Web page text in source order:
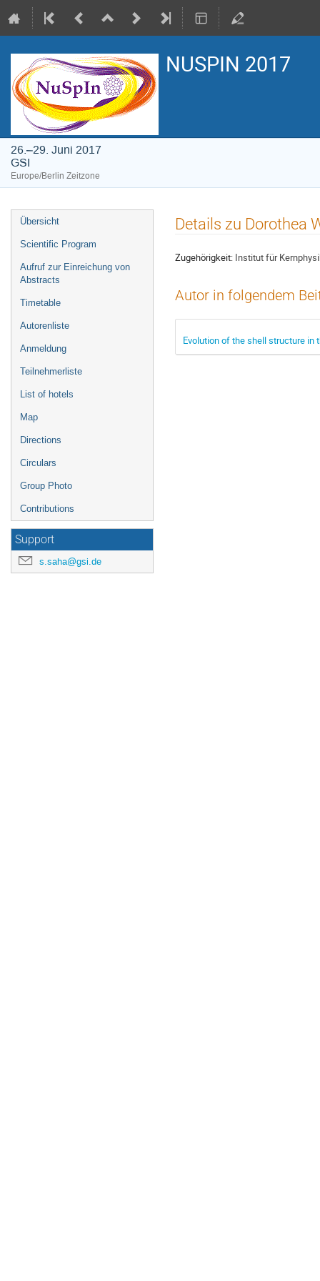
NUSPIN 2017
26.–29. Juni 2017
GSI
Europe/Berlin Zeitzone
Veranstaltungsmenü
Übersicht
Scientific Program
Aufruf zur Einreichung von
Abstracts
Timetable
Autorenliste
Anmeldung
Teilnehmerliste
List of hotels
Map
Directions
Circulars
Group Photo
Contributions
Support
s.saha@gsi.de
Details zu Dorothea
Zugehörigkeit: Institut für
Autor in folgendem
Evolution of the shell structure in